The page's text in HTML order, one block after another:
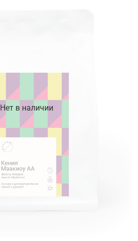
Нет в наличии